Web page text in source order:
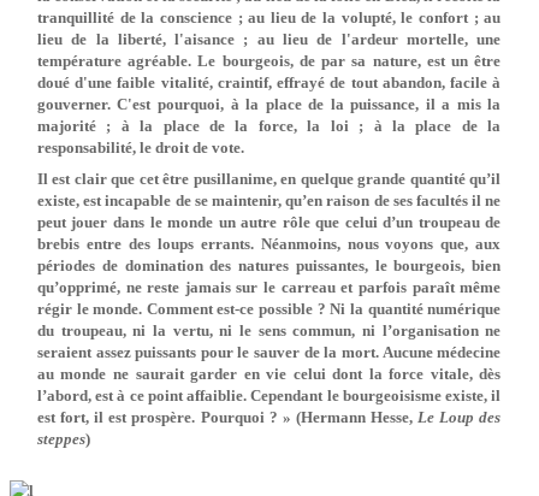
tranquillité de la conscience ; au lieu de la volupté, le confort ; au
lieu de la liberté, l'aisance ; au lieu de l'ardeur mortelle, une
température agréable. Le bourgeois, de par sa nature, est un être
doué d'une faible vitalité, craintif, effrayé de tout abandon, facile à
gouverner. C'est pourquoi, à la place de la puissance, il a mis la
majorité ; à la place de la force, la loi ; à la place de la
responsabilité, le droit de vote.
Il est clair que cet être pusillanime, en quelque grande quantité qu’il
existe, est incapable de se maintenir, qu’en raison de ses facultés il ne
peut jouer dans le monde un autre rôle que celui d’un troupeau de
brebis entre des loups errants. Néanmoins, nous voyons que, aux
périodes de domination des natures puissantes, le bourgeois, bien
qu’opprimé, ne reste jamais sur le carreau et parfois paraît même
régir le monde. Comment est-ce possible ? Ni la quantité numérique
du troupeau, ni la vertu, ni le sens commun, ni l’organisation ne
seraient assez puissants pour le sauver de la mort. Aucune médecine
au monde ne saurait garder en vie celui dont la force vitale, dès
l’abord, est à ce point affaiblie. Cependant le bourgeoisisme existe, il
est fort, il est prospère. Pourquoi ? » (Hermann Hesse,Le Loup des
steppes)